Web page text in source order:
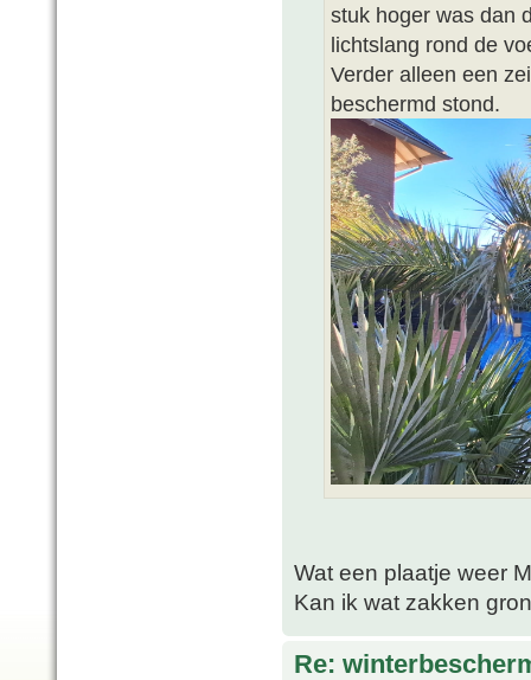
stuk hoger was dan
lichtslang rond de
Verder alleen een
beschermd stond.
Wat een plaatje weer
Kan ik wat zakken
Re: